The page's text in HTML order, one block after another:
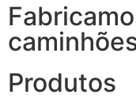
Produtos